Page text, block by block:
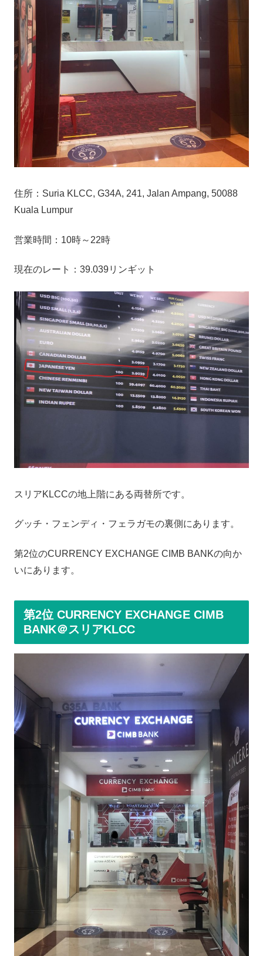
住所：Suria KLCC, G34A, 241, Jalan Ampang, 50088
Kuala Lumpur
営業時間：10時～22時
現在のレート：39.039リンギット
スリアKLCCの地上階にある両替所です。
グッチ・フェンディ・フェラガモの裏側にあります。
第2位のCURRENCY EXCHANGE CIMB BANKの向か
いにあります。
第2位 CURRENCY EXCHANGE CIMB
BANK＠スリアKLCC